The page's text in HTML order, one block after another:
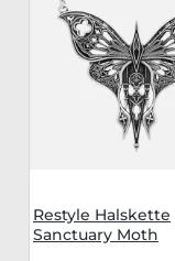
Restyle Halskette
Sanctuary Moth